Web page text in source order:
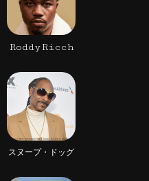
RoddyRicch
スヌープ・ドッグ